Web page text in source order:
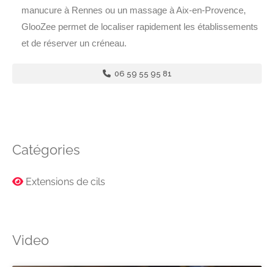
manucure à Rennes ou un massage à Aix-en-Provence,
GlooZee permet de localiser rapidement les établissements
et de réserver un créneau.
06 59 55 95 81
Catégories
Extensions de cils
Video